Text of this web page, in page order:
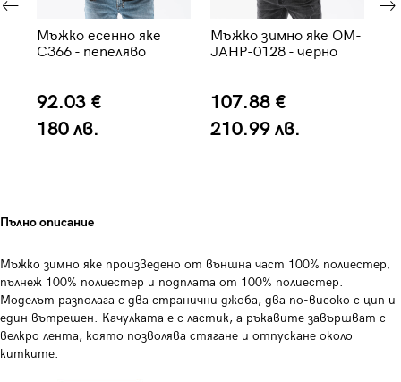
Мъжко есенно яке
C366 - пепеляво
92.03 €
180 лв.
Мъжко зимно яке OM-
JAHP-0128 - черно
107.88 €
210.99 лв.
Пълно описание
Мъжко зимно яке произведено от външна част 100% полиестер,
пълнеж 100% полиестер и подплата от 100% полиестер.
Моделът разполага с два странични джоба, два по-високо с цип и
един вътрешен. Качулката е с ластик, а ръкавите завършват с
велкро лента, която позволява стягане и отпускане около
китките.